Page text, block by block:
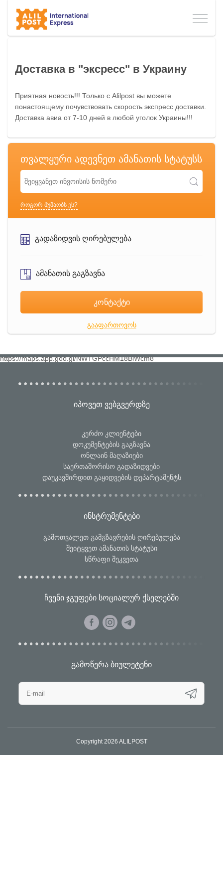
Доставка в "эксресс" в Украину
Приятная новость!!! Только с Alilpost вы можете
понастоящему почувствовать скорость экспресс доставки.
Доставка авиа от 7-10 дней в любой уголок Украины!!!
გააფართოვოს
თვალყური ადევნეთ ამანათის სტატუსს
როგორ მუშაობს ეს?
გადაზიდვის ღირებულება
ამანათის გაგზავნა
კონტაქტი
https://maps.app.goo.gl/NWTGPccHM18BiWcm8
იპოვეთ ვებგვერდზე
კერძო კლიენტები
დოკუმენტების გაგზავნა
ონლაინ მაღაზიები
საერთაშორისო გადაზიდვები
დაუკავშირდით გაყიდვების დეპარტამენტს
ინსტრუმენტები
გამოთვალეთ გამგზავრების ღირებულება
შეიტყვეთ ამანათის სტატუსი
სწრაფი შეკვეთა
ჩვენი ჯგუფები სოციალურ ქსელებში
გამოწერა ბიულეტენი
Copyright 2026 ALILPOST